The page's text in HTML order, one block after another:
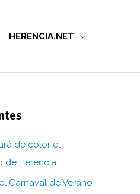
HERENCIA.NET
de color el
de Herencia
Carnaval de Verano